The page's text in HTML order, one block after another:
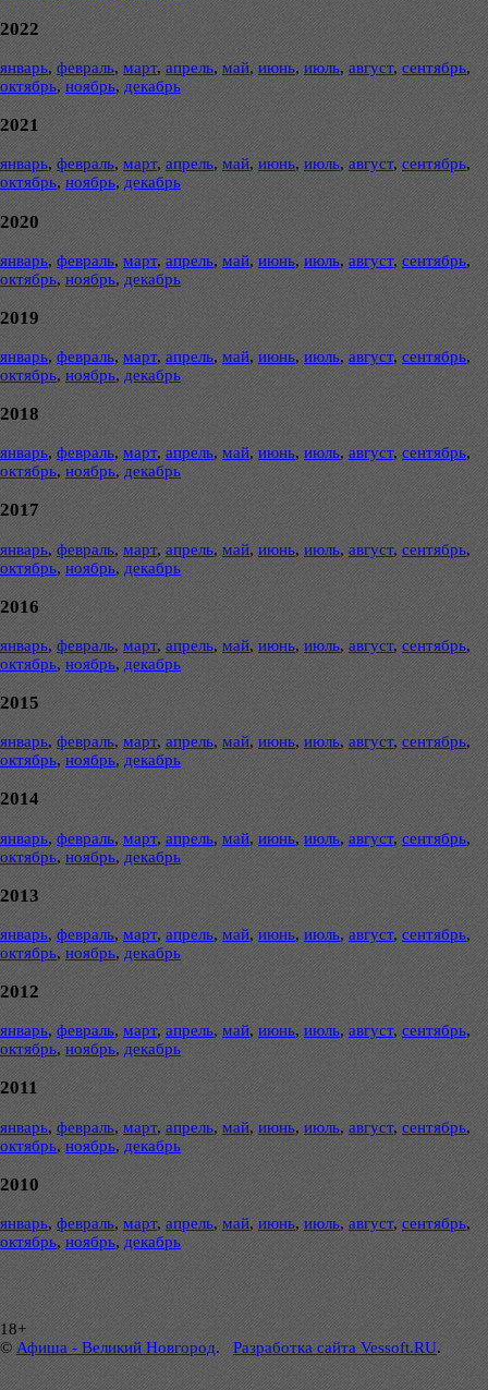
2022
январь, февраль, март, апрель, май, июнь, июль, август, сентябрь,
октябрь, ноябрь, декабрь
2021
январь, февраль, март, апрель, май, июнь, июль, август, сентябрь,
октябрь, ноябрь, декабрь
2020
январь, февраль, март, апрель, май, июнь, июль, август, сентябрь,
октябрь, ноябрь, декабрь
2019
январь, февраль, март, апрель, май, июнь, июль, август, сентябрь,
октябрь, ноябрь, декабрь
2018
январь, февраль, март, апрель, май, июнь, июль, август, сентябрь,
октябрь, ноябрь, декабрь
2017
январь, февраль, март, апрель, май, июнь, июль, август, сентябрь,
октябрь, ноябрь, декабрь
2016
январь, февраль, март, апрель, май, июнь, июль, август, сентябрь,
октябрь, ноябрь, декабрь
2015
январь, февраль, март, апрель, май, июнь, июль, август, сентябрь,
октябрь, ноябрь, декабрь
2014
январь, февраль, март, апрель, май, июнь, июль, август, сентябрь,
октябрь, ноябрь, декабрь
2013
январь, февраль, март, апрель, май, июнь, июль, август, сентябрь,
октябрь, ноябрь, декабрь
2012
январь, февраль, март, апрель, май, июнь, июль, август, сентябрь,
октябрь, ноябрь, декабрь
2011
январь, февраль, март, апрель, май, июнь, июль, август, сентябрь,
октябрь, ноябрь, декабрь
2010
январь, февраль, март, апрель, май, июнь, июль, август, сентябрь,
октябрь, ноябрь, декабрь
18+
© Афиша - Великий Новгород. Разработка сайта Vessoft.RU.